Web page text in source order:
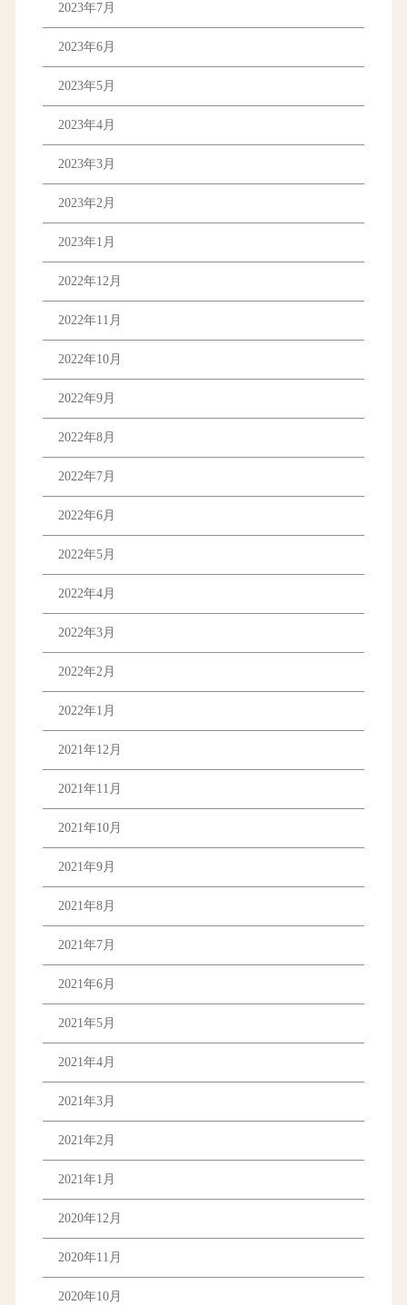
2023年7月
2023年6月
2023年5月
2023年4月
2023年3月
2023年2月
2023年1月
2022年12月
2022年11月
2022年10月
2022年9月
2022年8月
2022年7月
2022年6月
2022年5月
2022年4月
2022年3月
2022年2月
2022年1月
2021年12月
2021年11月
2021年10月
2021年9月
2021年8月
2021年7月
2021年6月
2021年5月
2021年4月
2021年3月
2021年2月
2021年1月
2020年12月
2020年11月
2020年10月